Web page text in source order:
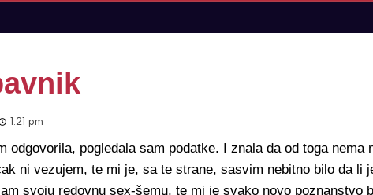
1:21 pm
odgovorila, pogledala sam podatke. I znala da od toga nema
ni vezujem, te mi je, sa te strane, sasvim nebitno bilo da li
svoju redovnu sex-šemu, te mi je svako novo poznanstvo